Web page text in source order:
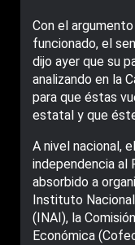
Con el
funcionado, el
dijo ayer que su
analizando en la
para que éstas
estatal y que
A nivel nacional,
independencia al
absorbido a
Instituto
(INAI), la
Económica